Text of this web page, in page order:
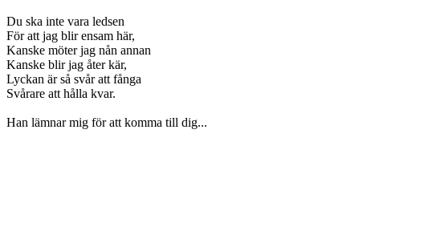
Du ska inte vara ledsen
För att jag blir ensam här,
Kanske möter jag nån annan
Kanske blir jag åter kär,
Lyckan är så svår att fånga
Svårare att hålla kvar.
Han lämnar mig för att komma till dig...